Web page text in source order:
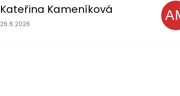
Kateřina Kameníková
Hodnocení obchodu je 5 z 5 hvězdiček.
26.6.2026